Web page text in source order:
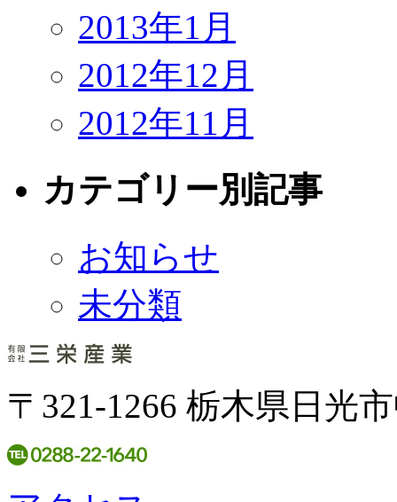
2013年1月
2012年12月
2012年11月
カテゴリー別記事
お知らせ
未分類
〒321-1266 栃木県日光